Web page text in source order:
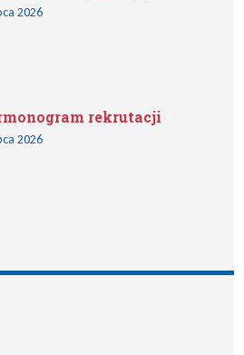
2026
rekrutacji
2026